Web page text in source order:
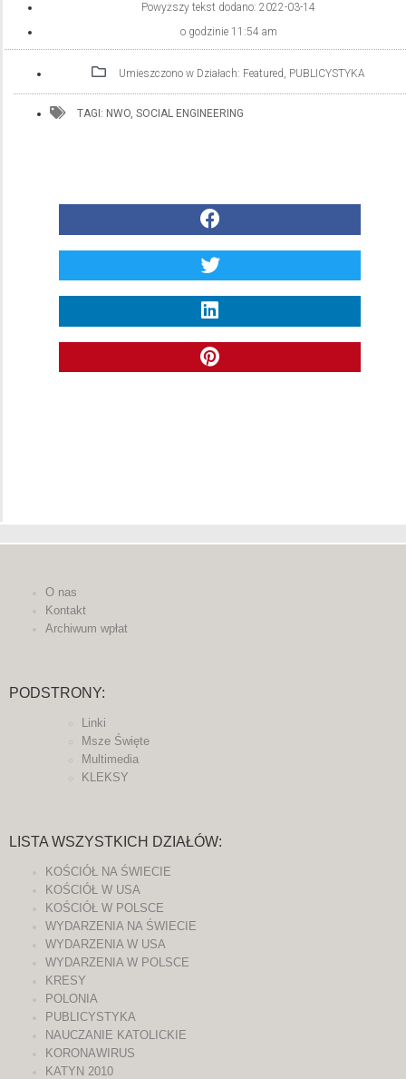
Powyższy tekst dodano: 2022-03-14
o godzinie 11:54 am
Umieszczono w Działach: Featured, PUBLICYSTYKA
TAGI: NWO, SOCIAL ENGINEERING
O nas
Kontakt
Archiwum wpłat
PODSTRONY:
Linki
Msze Święte
Multimedia
KLEKSY
LISTA WSZYSTKICH DZIAŁÓW:
KOŚCIÓŁ NA ŚWIECIE
KOŚCIÓŁ W USA
KOŚCIÓŁ W POLSCE
WYDARZENIA NA ŚWIECIE
WYDARZENIA W USA
WYDARZENIA W POLSCE
KRESY
POLONIA
PUBLICYSTYKA
NAUCZANIE KATOLICKIE
KORONAWIRUS
KATYN 2010